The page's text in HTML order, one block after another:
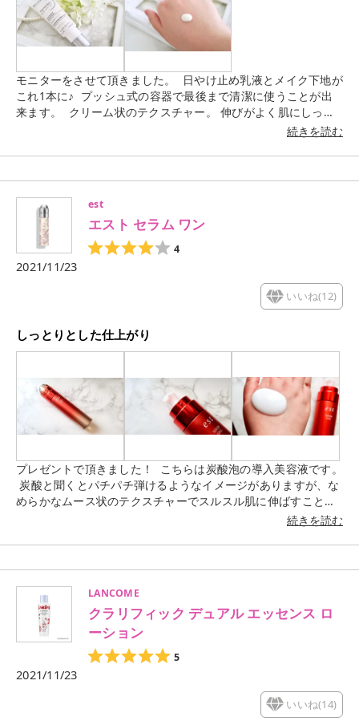
モニターをさせて頂きました。 日やけ止め乳液とメイク下地が
これ1本に♪ プッシュ式の容器で最後まで清潔に使うことが出
来ます。 クリーム状のテクスチャー。 伸びがよく肌にしっか
り密着します。 白っぽいクリームですが、白浮きすることはあ
出て肌を綺麗にみせてくれます。
続きを読む
est
エスト セラム ワン
4
2021/11/23
いいね(12)
しっとりとした仕上がり
プレゼントで頂きました！ こちらは炭酸泡の導入美容液です。
炭酸と聞くとパチパチ弾けるようなイメージがありますが、な
めらかなムース状のテクスチャーでスルスル肌に伸ばすことが
出来ます。 特に刺激もなく使用出来ました。 肌に馴染ませる
きな方にオススメです。
続きを読む
LANCOME
クラリフィック デュアル エッセンス ロ
ーション
5
2021/11/23
いいね(14)